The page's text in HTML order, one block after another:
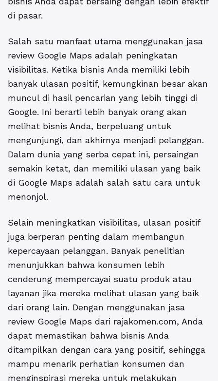
di pasar.
Salah satu manfaat utama menggunakan jasa
review Google Maps adalah peningkatan
visibilitas. Ketika bisnis Anda memiliki lebih
banyak ulasan positif, kemungkinan besar akan
muncul di hasil pencarian yang lebih tinggi di
Google. Ini berarti lebih banyak orang akan
melihat bisnis Anda, berpeluang untuk
mengunjungi, dan akhirnya menjadi pelanggan.
Dalam dunia yang serba cepat ini, persaingan
semakin ketat, dan memiliki ulasan yang baik
di Google Maps adalah salah satu cara untuk
menonjol.
Selain meningkatkan visibilitas, ulasan positif
juga berperan penting dalam membangun
kepercayaan pelanggan. Banyak penelitian
menunjukkan bahwa konsumen lebih
cenderung mempercayai suatu produk atau
layanan jika mereka melihat ulasan yang baik
dari orang lain. Dengan menggunakan jasa
review Google Maps dari rajakomen.com, Anda
dapat memastikan bahwa bisnis Anda
ditampilkan dengan cara yang positif, sehingga
mampu menarik perhatian konsumen dan
menginspirasi mereka untuk melakukan